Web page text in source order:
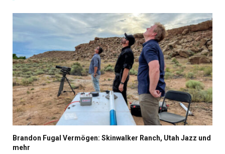
Brandon Fugal Vermögen: Skinwalker Ranch, Utah Jazz und
mehr